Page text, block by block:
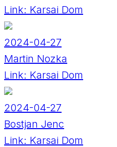
Link: Karsai Dom
2024-04-27
Martin Nozka
Link: Karsai Dom
2024-04-27
Bostjan Jenc
Link: Karsai Dom